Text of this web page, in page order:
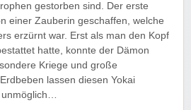
gestorben sind. Der erste
einer Zauberin geschaffen, welche
erzürnt war. Erst als man den Kopf
hatte, konnte der Dämon
Kriege und große
lassen diesen Yokai
unmöglich…